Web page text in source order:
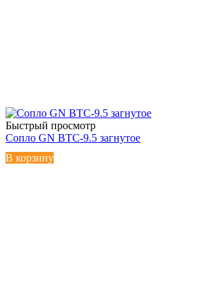
Быстрый просмотр
Сопло GN BTC-9.5 загнутое
В корзину